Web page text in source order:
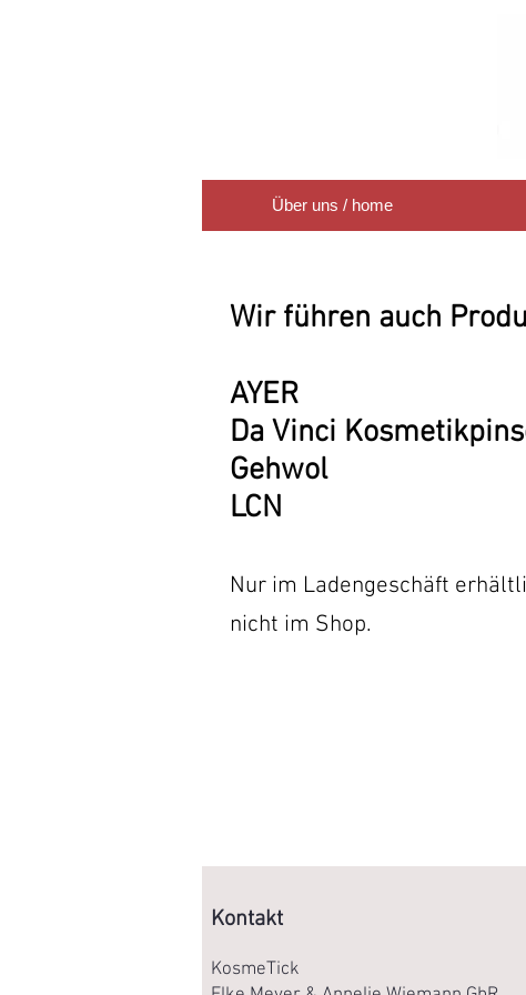
Über uns / home
Wir führen auch
AYER
Da Vinci
Gehwol
LCN
Nur im Ladengeschäft
nicht im Shop.
Kontakt
KosmeTick